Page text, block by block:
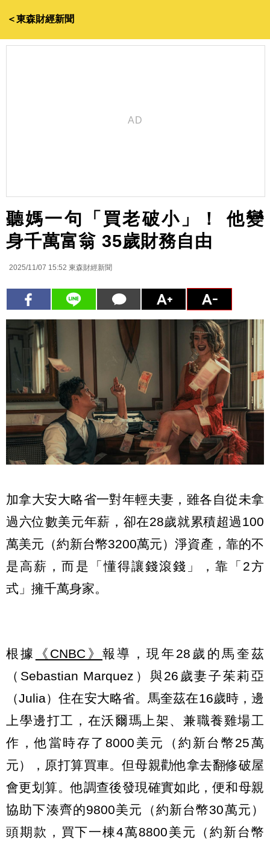
＜東森財經新聞
聽媽一句「買老破小」！ 他變
身千萬富翁 35歲財務自由
2025/11/07 15:52 東森財經新聞
加拿大安大略省一對年輕夫妻，雖各自從未拿
過六位數美元年薪，卻在28歲就累積超過100
萬美元（約新台幣3200萬元）淨資產，靠的不
是高薪，而是「懂得讓錢滾錢」，靠「2方
式」擁千萬身家。
根據 《CNBC》報導，現年28歲的馬奎茲
（Sebastian Marquez）與26歲妻子茱莉亞
（Julia）住在安大略省。馬奎茲在16歲時，邊
上學邊打工，在沃爾瑪上架、兼職養雞場工
作，他當時存了8000美元（約新台幣25萬
元），原打算買車。但母親勸他拿去翻修破屋
會更划算。他調查後發現確實如此，便和母親
協助下湊齊的9800美元（約新台幣30萬元）
頭期款，買下一棟4萬8800美元（約新台幣